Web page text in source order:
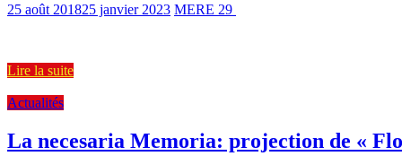
25 août 201825 janvier 2023 MERE 29
Lire la suite
Actualités
La necesaria Memoria: projection de «